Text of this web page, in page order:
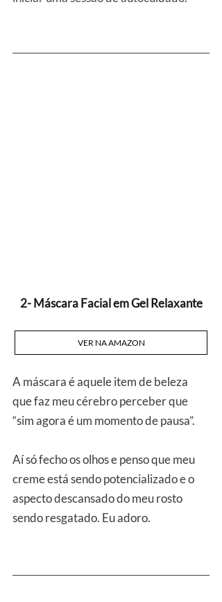
2- Máscara Facial em Gel Relaxante
VER NA AMAZON
A máscara é aquele item de beleza
que faz meu cérebro perceber que
“sim agora é um momento de pausa”.
Aí só fecho os olhos e penso que meu
creme está sendo potencializado e o
aspecto descansado do meu rosto
sendo resgatado. Eu adoro.